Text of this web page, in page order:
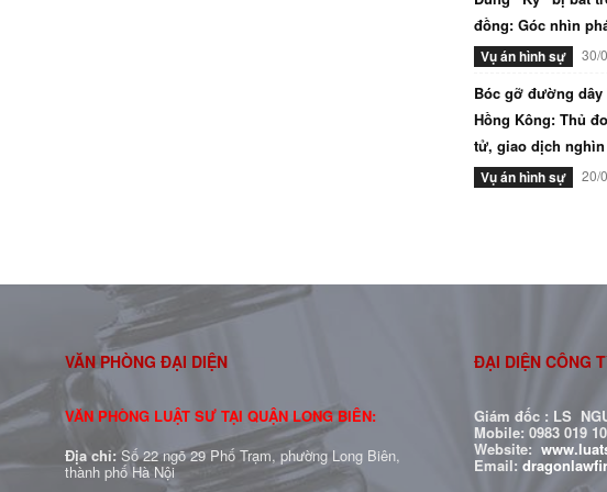
đồng: Góc nhìn
Vụ án hình sự 30/
Bóc gỡ đường dây
Hồng Kông: Thủ
tử, giao dịch
Vụ án hình sự 20/
VĂN PHÒNG ĐẠI DIỆN
VĂN PHÒNG LUẬT SƯ TẠI QUẬN LONG BIÊN:
Địa chỉ: Số 22 ngõ 29 Phố Trạm, phường Long Biên,
thành phố Hà Nội
ĐẠI DIỆN CÔNG
Giám đốc : LS
Mobile: 0983 019
Website:
Email: